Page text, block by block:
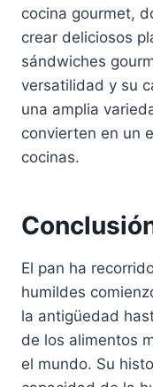
cocina gourmet,
crear deliciosos
sándwiches
versatilidad y su
una amplia
convierten en un
cocinas.
El pan ha
humildes
la antigüedad
de los alimentos
el mundo. Su